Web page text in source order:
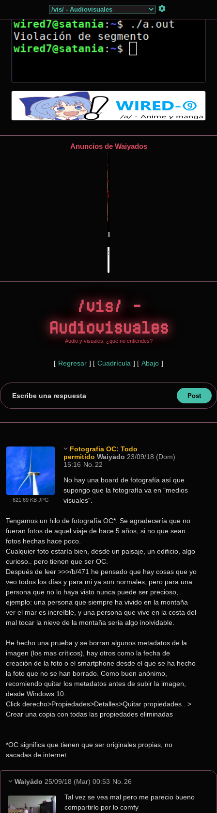
Anuncios de Waiyados
/vis/ -
Audiovisuales
Audio y visuales, ¿qué no entiendes?
[ Regresar ] [ Cuadrícula ] [ Abajo ]
Escribe una respuesta
621.69 KB JPG
Fotografia OC: Todo
permitido Waiyādo 23/09/18 (Dom)
15:16 No. 22
No hay una board de fotografía así que
supongo que la fotografía va en "medios
visuales".
Tengamos un hilo de fotografía OC*. Se agradecería que no
fueran fotos de aquel viaje de hace 5 años, si no que sean
fotos hechas hace poco.
Cualquier foto estaría bien, desde un paisaje, un edificio, algo
curioso.. pero tienen que ser OC.
Después de leer >>>/b/471 he pensado que hay cosas que yo
veo todos los días y para mi ya son normales, pero para una
persona que no lo haya visto nunca puede ser precioso,
ejemplo: una persona que siempre ha vivido en la montaña
ver el mar es increíble, y una persona que vive en la costa del
mal tocar la nieve de la montaña seria algo inolvidable.
He hecho una prueba y se borran algunos metadatos de la
imagen (los mas críticos), hay otros como la fecha de
creación de la foto o el smartphone desde el que se ha hecho
la foto que no se han borrado. Como buen anónimo,
recomiendo quitar los metadatos antes de subir la imagen,
desde Windows 10:
Click derecho>Propiedades>Detalles>Quitar propiedades.. >
Crear una copia con todas las propiedades eliminadas
*OC significa que tienen que ser originales propias, no
sacadas de internet.
Waiyādo 25/09/18 (Mar) 00:53 No. 26
Tal vez se vea mal pero me parecio bueno
compartirlo por lo comfy